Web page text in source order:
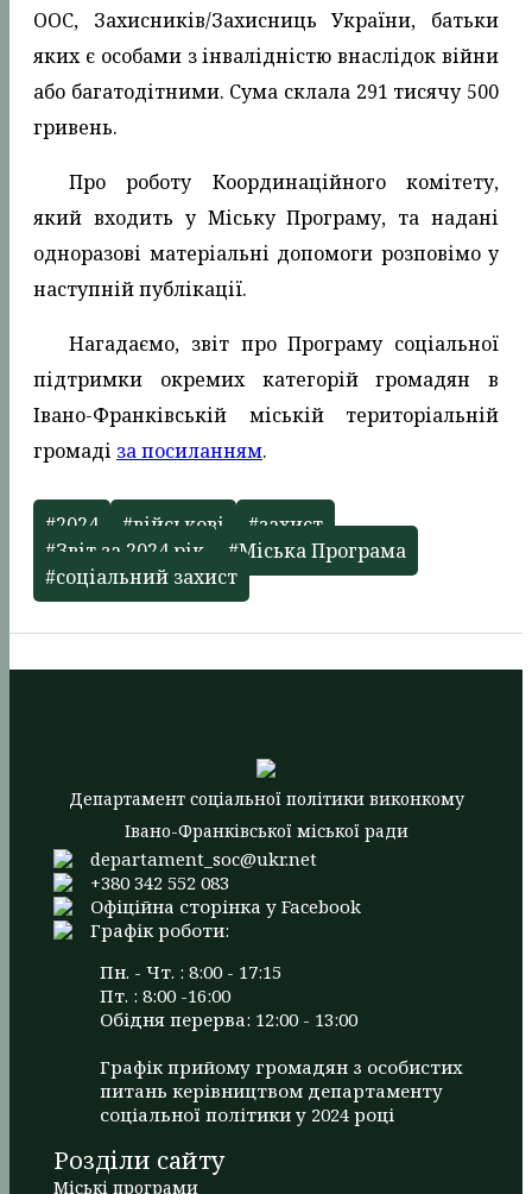
ООС, Захисників/Захисниць України, батьки
яких є особами з інвалідністю внаслідок війни
або багатодітними. Сума склала 291 тисячу 500
гривень.
Про роботу Координаційного комітету,
який входить у Міську Програму, та надані
одноразові матеріальні допомоги розповімо у
наступній публікації.
Нагадаємо, звіт про Програму соціальної
підтримки окремих категорій громадян в
Івано-Франківській міській територіальній
громаді за посиланням.
#2024 #військові
#захист
#Звіт за 2024 рік
#Міська Програма
#соціальний захист
Департамент соціальної політики виконкому
Івано-Франківської міської ради
departament_soc@ukr.net
+380 342 552 083
Офіційна сторінка у Facebook
Графік роботи:
Пн. - Чт. : 8:00 - 17:15
Пт. : 8:00 -16:00
Обідня перерва: 12:00 - 13:00
Графік прийому громадян з особистих
питань керівництвом департаменту
соціальної політики у 2024 році
Розділи сайту
Міські програми